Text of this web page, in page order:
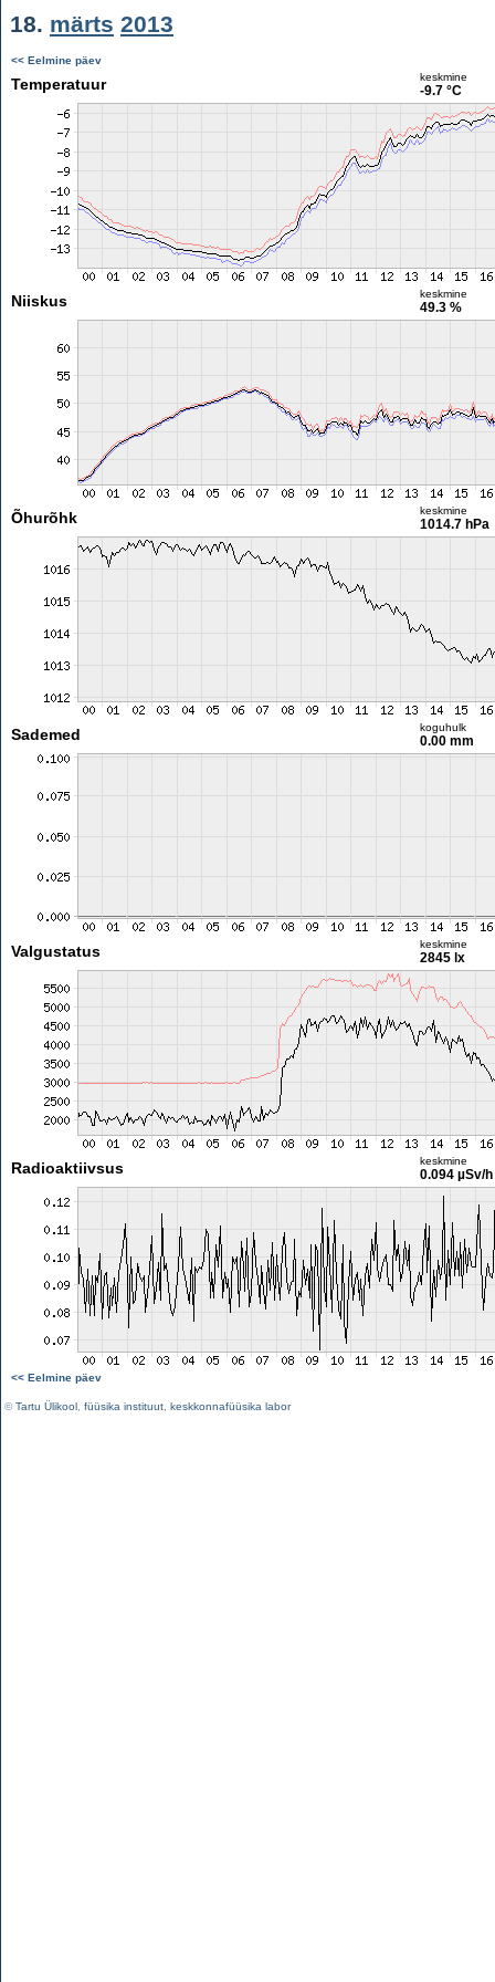
18. märts 2013
<< Eelmine päev
Temperatuur keskmine
-9.7 °C
Niiskus keskmine
49.3 %
Õhurõhk keskmine
1014.7 hPa
Sademed koguhulk
0.00 mm
Valgustatus keskmine
2845 lx
Radioaktiivsus keskmine
0.094 µSv/h
<< Eelmine päev
©Tartu Ülikool füüsika instituut keskkonnafüüsika labor